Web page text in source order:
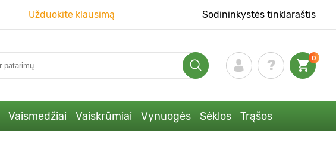
Užduokite klausimą Sodininkystės tinklaraštis
0
Vaismedžiai Vaiskrūmiai Vynuogės Sėklos Trąšos